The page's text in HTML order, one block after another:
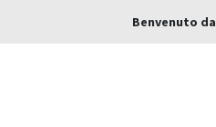
Benvenuto